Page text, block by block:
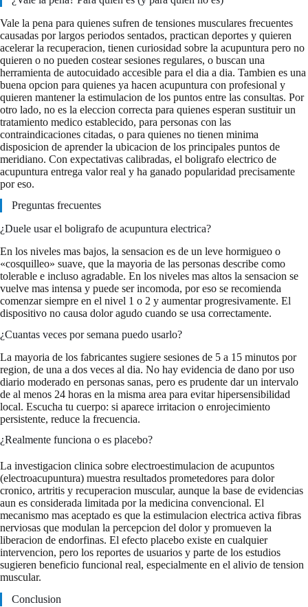
Vale la pena para quienes sufren de tensiones musculares frecuentes
causadas por largos periodos sentados, practican deportes y quieren
acelerar la recuperacion, tienen curiosidad sobre la acupuntura pero no
quieren o no pueden costear sesiones regulares, o buscan una
herramienta de autocuidado accesible para el dia a dia. Tambien es una
buena opcion para quienes ya hacen acupuntura con profesional y
quieren mantener la estimulacion de los puntos entre las consultas. Por
otro lado, no es la eleccion correcta para quienes esperan sustituir un
tratamiento medico establecido, para personas con las
contraindicaciones citadas, o para quienes no tienen minima
disposicion de aprender la ubicacion de los principales puntos de
meridiano. Con expectativas calibradas, el boligrafo electrico de
acupuntura entrega valor real y ha ganado popularidad precisamente
por eso.
Preguntas frecuentes
¿Duele usar el boligrafo de acupuntura electrica?
En los niveles mas bajos, la sensacion es de un leve hormigueo o
«cosquilleo» suave, que la mayoria de las personas describe como
tolerable e incluso agradable. En los niveles mas altos la sensacion se
vuelve mas intensa y puede ser incomoda, por eso se recomienda
comenzar siempre en el nivel 1 o 2 y aumentar progresivamente. El
dispositivo no causa dolor agudo cuando se usa correctamente.
¿Cuantas veces por semana puedo usarlo?
La mayoria de los fabricantes sugiere sesiones de 5 a 15 minutos por
region, de una a dos veces al dia. No hay evidencia de dano por uso
diario moderado en personas sanas, pero es prudente dar un intervalo
de al menos 24 horas en la misma area para evitar hipersensibilidad
local. Escucha tu cuerpo: si aparece irritacion o enrojecimiento
persistente, reduce la frecuencia.
¿Realmente funciona o es placebo?
La investigacion clinica sobre electroestimulacion de acupuntos
(electroacupuntura) muestra resultados prometedores para dolor
cronico, artritis y recuperacion muscular, aunque la base de evidencias
aun es considerada limitada por la medicina convencional. El
mecanismo mas aceptado es que la estimulacion electrica activa fibras
nerviosas que modulan la percepcion del dolor y promueven la
liberacion de endorfinas. El efecto placebo existe en cualquier
intervencion, pero los reportes de usuarios y parte de los estudios
sugieren beneficio funcional real, especialmente en el alivio de tension
muscular.
Conclusion